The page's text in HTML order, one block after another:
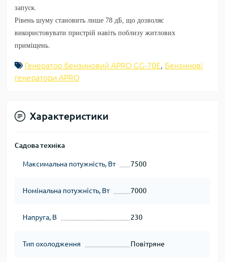
запуск.
Рівень шуму становить лише 78 дБ, що дозволяє
використовувати пристрій навіть поблизу житлових
приміщень.
Генератор бензиновий APRO GG-70Е, Бензинові
генератори APRO
Характеристики
Садова техніка
Максимальна потужність, Вт 7500
Номінальна потужність, Вт 7000
Напруга, В 230
Тип охолодження Повітряне